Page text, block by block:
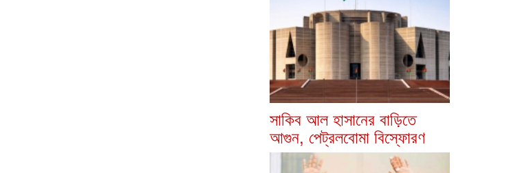
সাকিব আল হাসানের বাড়িতে
আগুন, পেট্রলবোমা বিস্ফোরণ